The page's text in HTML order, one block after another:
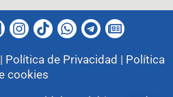
Política de Privacidad | Política
cookies